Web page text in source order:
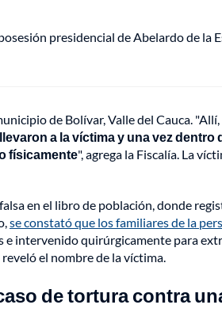
presidencial de Abelardo de la
de Bolívar, Valle del Cauca.
a la víctima y una vez dentro
físicamente", agrega la Fiscalía. La
en el libro de población, donde
se constató que los familiares de la
e intervenido quirúrgicamente para
el nombre de la víctima.
de tortura contra